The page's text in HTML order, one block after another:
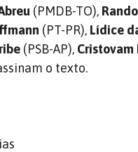
(PMDB-TO),
(PT-PR), Lídice
(PSB-AP), Cristovam
o texto.